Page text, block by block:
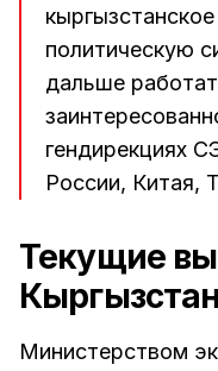
политическую
дальше
гендирекциях
России, Китая,
Текущие
Министерством